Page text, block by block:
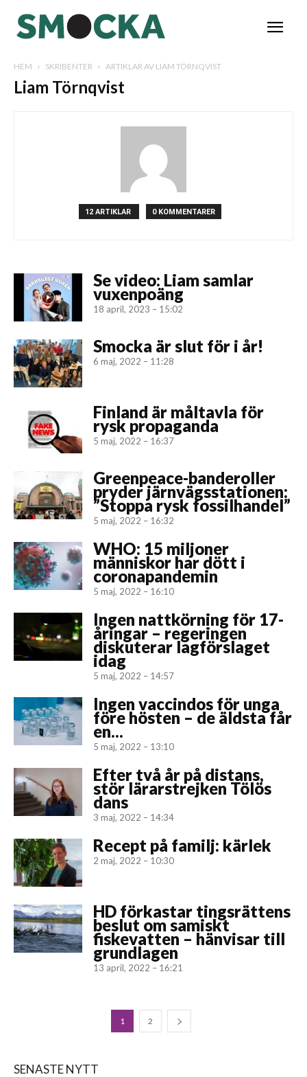
HEM SKRIBENTER ARTIKLAR AV LIAM TÖRNQVIST
Liam Törnqvist
12 ARTIKLAR 0 KOMMENTARER
Se video: Liam samlar
vuxenpoäng
18 april, 2023 – 15:02
Smocka är slut för i år!
6 maj, 2022 – 11:28
Finland är måltavla för
rysk propaganda
5 maj, 2022 – 16:37
Greenpeace-banderoller
pryder järnvägsstationen:
”Stoppa rysk fossilhandel”
5 maj, 2022 – 16:32
WHO: 15 miljoner
människor har dött i
coronapandemin
5 maj, 2022 – 16:10
Ingen nattkörning för 17-
åringar – regeringen
diskuterar lagförslaget
idag
5 maj, 2022 – 14:57
Ingen vaccindos för unga
före hösten – de äldsta får
en...
5 maj, 2022 – 13:10
Efter två år på distans,
stör lärarstrejken Tölös
dans
3 maj, 2022 – 14:34
Recept på familj: kärlek
2 maj, 2022 – 10:30
HD förkastar tingsrättens
beslut om samiskt
fiskevatten – hänvisar till
grundlagen
13 april, 2022 – 16:21
1 2
SENASTE NYTT